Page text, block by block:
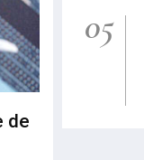
de
05